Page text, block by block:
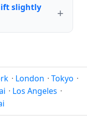
slightly
· London · Tokyo ·
· Los Angeles ·